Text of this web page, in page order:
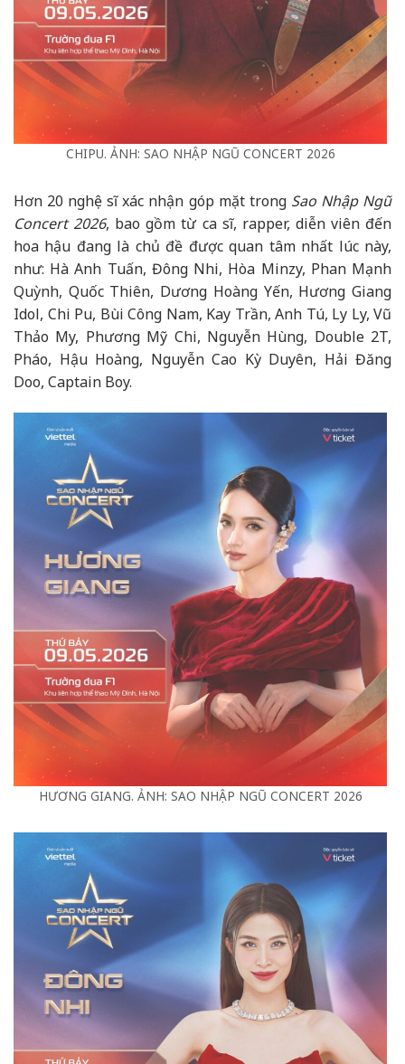
CHIPU. ẢNH: SAO NHẬP NGŨ CONCERT 2026
Hơn 20 nghệ sĩ xác nhận góp mặt trong Sao Nhập Ngũ
Concert 2026, bao gồm từ ca sĩ, rapper, diễn viên đến
hoa hậu đang là chủ đề được quan tâm nhất lúc này,
như: Hà Anh Tuấn, Đông Nhi, Hòa Minzy, Phan Mạnh
Quỳnh, Quốc Thiên, Dương Hoàng Yến, Hương Giang
Idol, Chi Pu, Bùi Công Nam, Kay Trần, Anh Tú, Ly Ly, Vũ
Thảo My, Phương Mỹ Chi, Nguyễn Hùng, Double 2T,
Pháo, Hậu Hoàng, Nguyễn Cao Kỳ Duyên, Hải Đăng
Doo, Captain Boy.
HƯƠNG GIANG. ẢNH: SAO NHẬP NGŨ CONCERT 2026